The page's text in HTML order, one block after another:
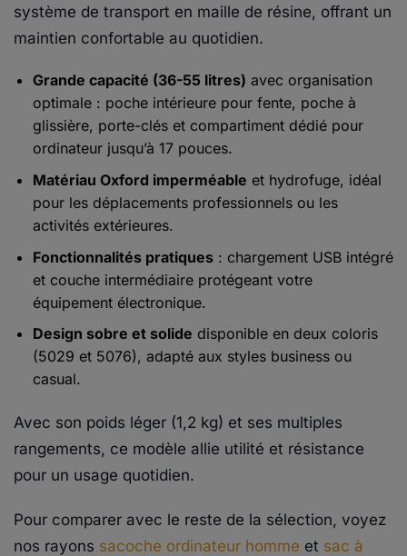
système de transport en maille de résine, offrant un
maintien confortable au quotidien.
Grande capacité (36-55 litres) avec organisation
optimale : poche intérieure pour fente, poche à
glissière, porte-clés et compartiment dédié pour
ordinateur jusqu’à 17 pouces.
Matériau Oxford imperméable et hydrofuge, idéal
pour les déplacements professionnels ou les
activités extérieures.
Fonctionnalités pratiques: chargement USB intégré
et couche intermédiaire protégeant votre
équipement électronique.
Design sobre et solide disponible en deux coloris
(5029 et 5076), adapté aux styles business ou
casual.
Avec son poids léger (1,2 kg) et ses multiples
rangements, ce modèle allie utilité et résistance
pour un usage quotidien.
Pour comparer avec le reste de la sélection, voyez
nos rayons sacoche ordinateur homme et sac à